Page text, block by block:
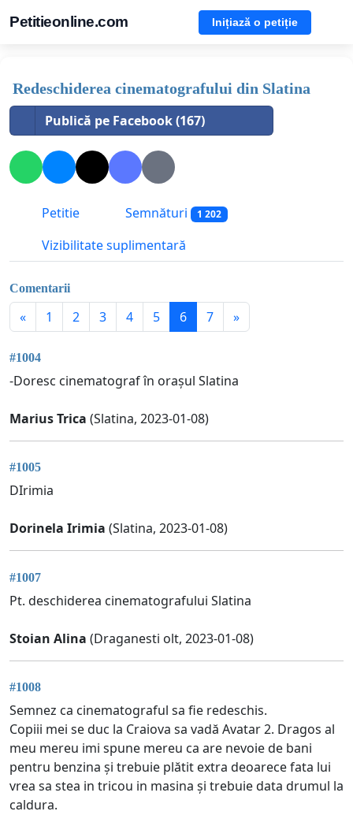
Petitieonline.com Inițiază o petiție
Redeschiderea cinematografului din Slatina
Publică pe Facebook (167)
Petitie Semnături 1 202
Vizibilitate suplimentară
Comentarii
« 1 2 3 4 5 6 7 »
#1004
-Doresc cinematograf în orașul Slatina
Marius Trica (Slatina, 2023-01-08)
#1005
DIrimia
Dorinela Irimia (Slatina, 2023-01-08)
#1007
Pt. deschiderea cinematografului Slatina
Stoian Alina (Draganesti olt, 2023-01-08)
#1008
Semnez ca cinematograful sa fie redeschis.
Copiii mei se duc la Craiova sa vadă Avatar 2. Dragos al
meu mereu imi spune mereu ca are nevoie de bani
pentru benzina și trebuie plătit extra deoarece fata lui
vrea sa stea in tricou in masina și trebuie data drumul la
caldura.